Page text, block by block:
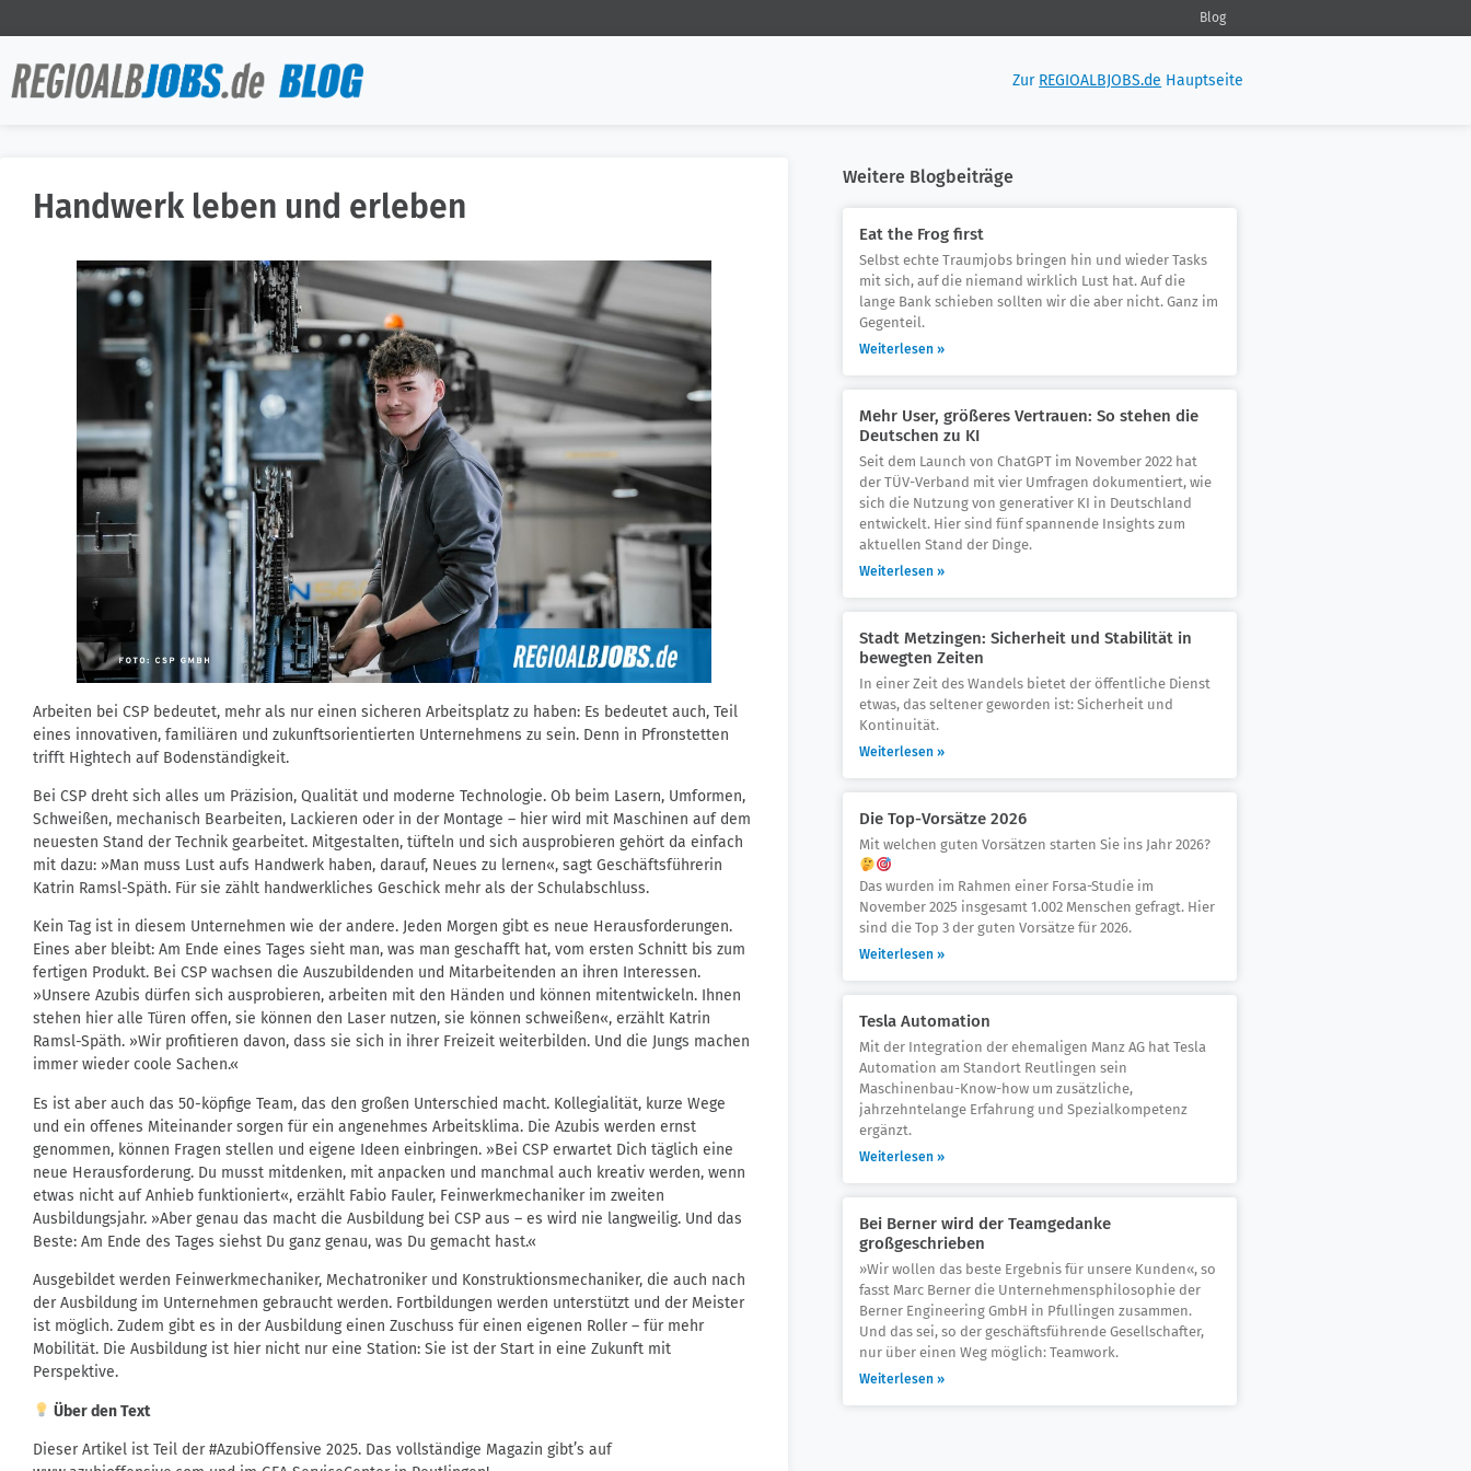
Blog
Zur REGIOALBJOBS.de Hauptseite
Handwerk leben und erleben
Arbeiten bei CSP bedeutet, mehr als nur einen sicheren Arbeitsplatz zu haben: Es bedeutet auch, Teil
eines innovativen, familiären und zukunftsorientierten Unternehmens zu sein. Denn in Pfronstetten
trifft Hightech auf Bodenständigkeit.
Bei CSP dreht sich alles um Präzision, Qualität und moderne Technologie. Ob beim Lasern, Umformen,
Schweißen, mechanisch Bearbeiten, Lackieren oder in der Montage – hier wird mit Maschinen auf dem
neuesten Stand der Technik gearbeitet. Mitgestalten, tüfteln und sich ausprobieren gehört da einfach
mit dazu: »Man muss Lust aufs Handwerk haben, darauf, Neues zu lernen«, sagt Geschäftsführerin
Katrin Ramsl-Späth. Für sie zählt handwerkliches Geschick mehr als der Schulabschluss.
Kein Tag ist in diesem Unternehmen wie der andere. Jeden Morgen gibt es neue Herausforderungen.
Eines aber bleibt: Am Ende eines Tages sieht man, was man geschafft hat, vom ersten Schnitt bis zum
fertigen Produkt. Bei CSP wachsen die Auszubildenden und Mitarbeitenden an ihren Interessen.
»Unsere Azubis dürfen sich ausprobieren, arbeiten mit den Händen und können mitentwickeln. Ihnen
stehen hier alle Türen offen, sie können den Laser nutzen, sie können schweißen«, erzählt Katrin
Ramsl-Späth. »Wir profitieren davon, dass sie sich in ihrer Freizeit weiterbilden. Und die Jungs machen
immer wieder coole Sachen.«
Es ist aber auch das 50-köpfige Team, das den großen Unterschied macht. Kollegialität, kurze Wege
und ein offenes Miteinander sorgen für ein angenehmes Arbeitsklima. Die Azubis werden ernst
genommen, können Fragen stellen und eigene Ideen einbringen. »Bei CSP erwartet Dich täglich eine
neue Herausforderung. Du musst mitdenken, mit anpacken und manchmal auch kreativ werden, wenn
etwas nicht auf Anhieb funktioniert«, erzählt Fabio Fauler, Feinwerkmechaniker im zweiten
Ausbildungsjahr. »Aber genau das macht die Ausbildung bei CSP aus – es wird nie langweilig. Und das
Beste: Am Ende des Tages siehst Du ganz genau, was Du gemacht hast.«
Ausgebildet werden Feinwerkmechaniker, Mechatroniker und Konstruktionsmechaniker, die auch nach
der Ausbildung im Unternehmen gebraucht werden. Fortbildungen werden unterstützt und der Meister
ist möglich. Zudem gibt es in der Ausbildung einen Zuschuss für einen eigenen Roller – für mehr
Mobilität. Die Ausbildung ist hier nicht nur eine Station: Sie ist der Start in eine Zukunft mit
Perspektive.
Über den Text
Dieser Artikel ist Teil der #AzubiOffensive 2025. Das vollständige Magazin gibt’s auf
Weitere Blogbeiträge
Eat the Frog first
Selbst echte Traumjobs bringen hin und wieder Tasks
mit sich, auf die niemand wirklich Lust hat. Auf die
lange Bank schieben sollten wir die aber nicht. Ganz im
Gegenteil.
Weiterlesen »
Mehr User, größeres Vertrauen: So stehen die
Deutschen zu KI
Seit dem Launch von ChatGPT im November 2022 hat
der TÜV-Verband mit vier Umfragen dokumentiert, wie
sich die Nutzung von generativer KI in Deutschland
entwickelt. Hier sind fünf spannende Insights zum
aktuellen Stand der Dinge.
Weiterlesen »
Stadt Metzingen: Sicherheit und Stabilität in
bewegten Zeiten
In einer Zeit des Wandels bietet der öffentliche Dienst
etwas, das seltener geworden ist: Sicherheit und
Kontinuität.
Weiterlesen »
Die Top-Vorsätze 2026
Mit welchen guten Vorsätzen starten Sie ins Jahr 2026?
Das wurden im Rahmen einer Forsa-Studie im
November 2025 insgesamt 1.002 Menschen gefragt. Hier
sind die Top 3 der guten Vorsätze für 2026.
Weiterlesen »
Tesla Automation
Mit der Integration der ehemaligen Manz AG hat Tesla
Automation am Standort Reutlingen sein
Maschinenbau-Know-how um zusätzliche,
jahrzehntelange Erfahrung und Spezialkompetenz
ergänzt.
Weiterlesen »
Bei Berner wird der Teamgedanke
großgeschrieben
»Wir wollen das beste Ergebnis für unsere Kunden«, so
fasst Marc Berner die Unternehmensphilosophie der
Berner Engineering GmbH in Pfullingen zusammen.
Und das sei, so der geschäftsführende Gesellschafter,
nur über einen Weg möglich: Teamwork.
Weiterlesen »